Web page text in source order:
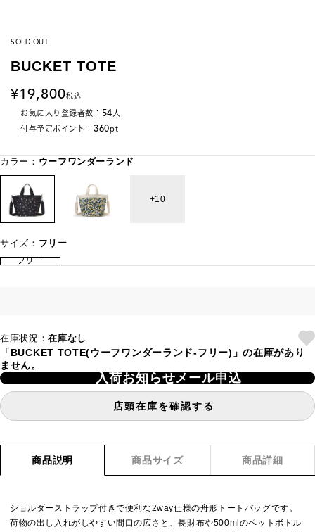
SOLD OUT
BUCKET TOTE
19,800税込
お気に入り登録者数： 54人
付与予定ポイント： 360pt
カラー： ウーフワンダーランド
10
サイズ： フリー
フリー
在庫状況：在庫なし
「BUCKET TOTE(ウーフワンダーランド-フリー)」の在庫があり
ません。
入荷お知らせメール申込
店頭在庫を確認する
商品説明 商品サイズ 商品詳細
ショルダーストラップ付きで便利な2way仕様の舟形トートバッグです。
荷物の出し入れがしやすい間口の広さと、長財布や500mlのペットボトル